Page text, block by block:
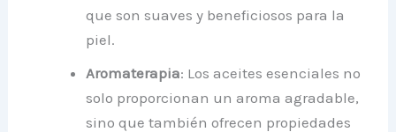
que son suaves y beneficiosos para la
piel.
Aromaterapia: Los aceites esenciales no
solo proporcionan un aroma agradable,
sino que también ofrecen propiedades